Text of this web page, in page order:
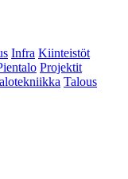
Infra Kiinteistöt
Projektit
Talous